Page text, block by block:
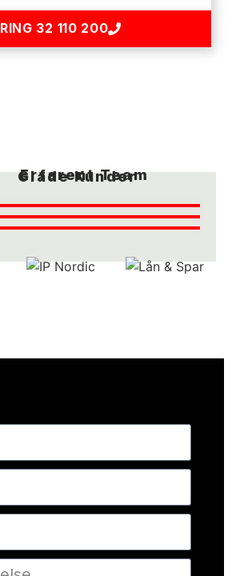
RING 32 110 200
Erfarent Team
Glade Kunder